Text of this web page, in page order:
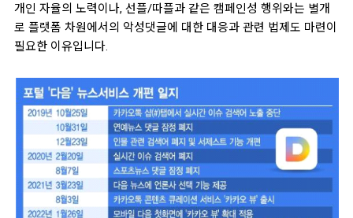
개인 자율의 노력이나, 선플/따플과 같은 캠페인성 행위와는 별개
로 플랫폼 차원에서의 악성댓글에 대한 대응과 관련 법제도 마련이
필요한 이유입니다.